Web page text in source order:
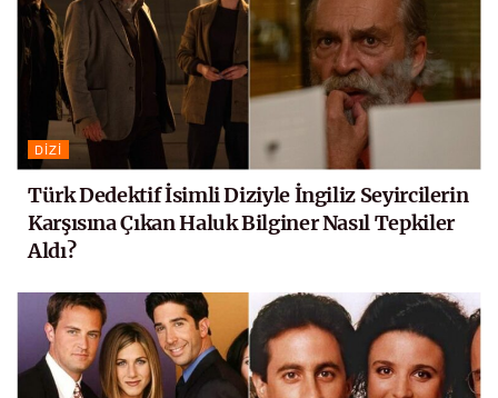
DIZI
Türk Dedektif İsimli Diziyle İngiliz Seyircilerin
Karşısına Çıkan Haluk Bilginer Nasıl Tepkiler
Aldı?